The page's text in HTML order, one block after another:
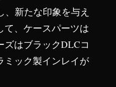
、新たな印象を与え
て、ケースパーツは
ズはブラックDLCコ
ミック製インレイが